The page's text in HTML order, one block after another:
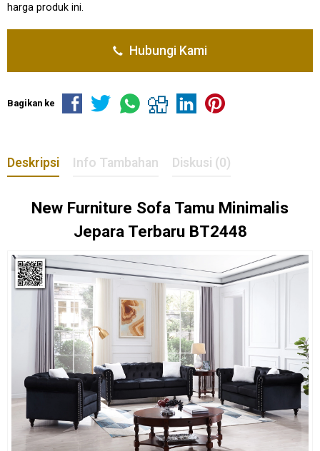
harga produk ini.
Hubungi Kami
Bagikan ke
Deskripsi Info Tambahan Diskusi (0)
New Furniture Sofa Tamu Minimalis
Jepara Terbaru BT2448